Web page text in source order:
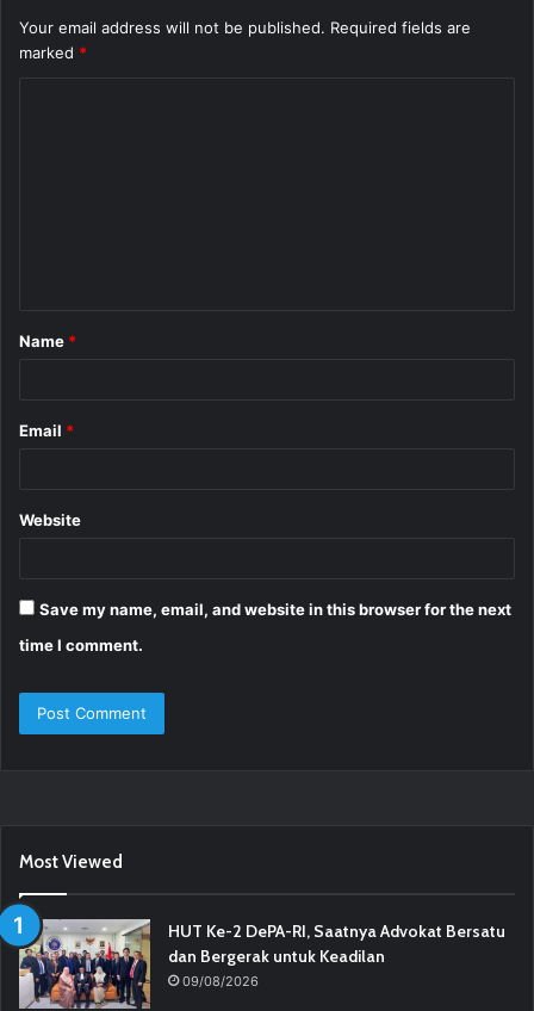
Your email address will not be published. Required fields are
marked *
*
Name *
Email *
Website
Save my name, email, and website in this browser for the next
time I comment.
Most Viewed
HUT Ke-2 DePA-RI, Saatnya Advokat Bersatu
dan Bergerak untuk Keadilan
09/08/2026